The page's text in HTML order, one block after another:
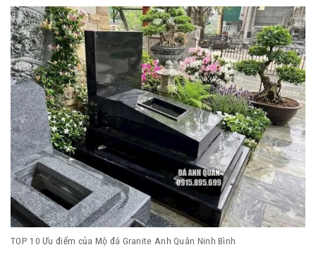
TOP 10 Ưu điểm của Mộ đá Granite Anh Quân Ninh Bình